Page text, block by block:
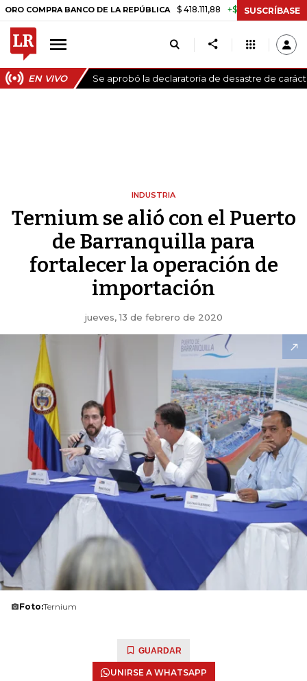
BANCO DE LA REPÚBLICA $ 418.111,88 +$ 9.612,91 +2,35%
SUSCRÍBASE
EN VIVO Se aprobó la declaratoria de desastre de
INDUSTRIA
Ternium se alió con el Puerto
de Barranquilla para
fortalecer la operación de
importación
jueves, 13 de febrero de 2020
Foto:Ternium
GUARDAR
UNIRSE A WHATSAPP